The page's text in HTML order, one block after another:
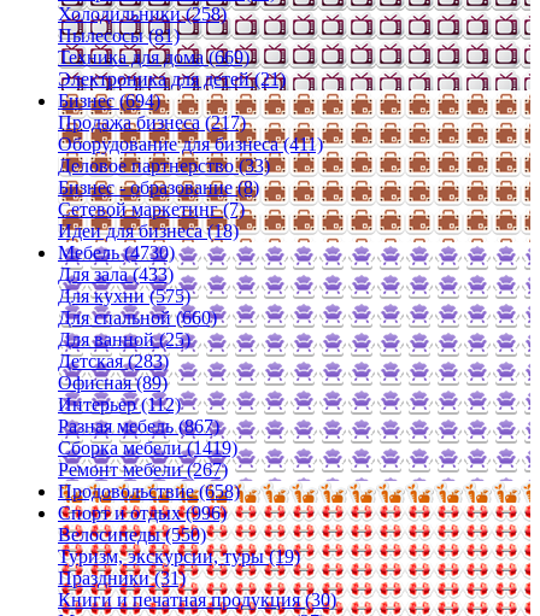
Холодильники (258)
Пылесосы (81)
Техника для дома (669)
Электроника для детей (21)
Бизнес (694)
Продажа бизнеса (217)
Оборудование для бизнеса (411)
Деловое партнерство (33)
Бизнес - образование (8)
Сетевой маркетинг (7)
Идеи для бизнеса (18)
Мебель (4730)
Для зала (433)
Для кухни (575)
Для спальной (660)
Для ванной (25)
Детская (283)
Офисная (89)
Интерьер (112)
Разная мебель (867)
Сборка мебели (1419)
Ремонт мебели (267)
Продовольствие (658)
Спорт и отдых (996)
Велосипеды (550)
Туризм, экскурсии, туры (19)
Праздники (31)
Книги и печатная продукция (30)